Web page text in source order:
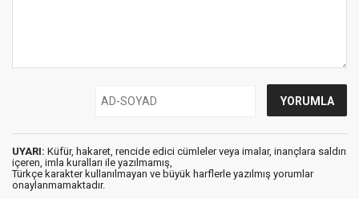
UYARI: Küfür, hakaret, rencide edici cümleler veya imalar, inançlara saldırı
içeren, imla kuralları ile yazılmamış,
Türkçe karakter kullanılmayan ve büyük harflerle yazılmış yorumlar
onaylanmamaktadır.